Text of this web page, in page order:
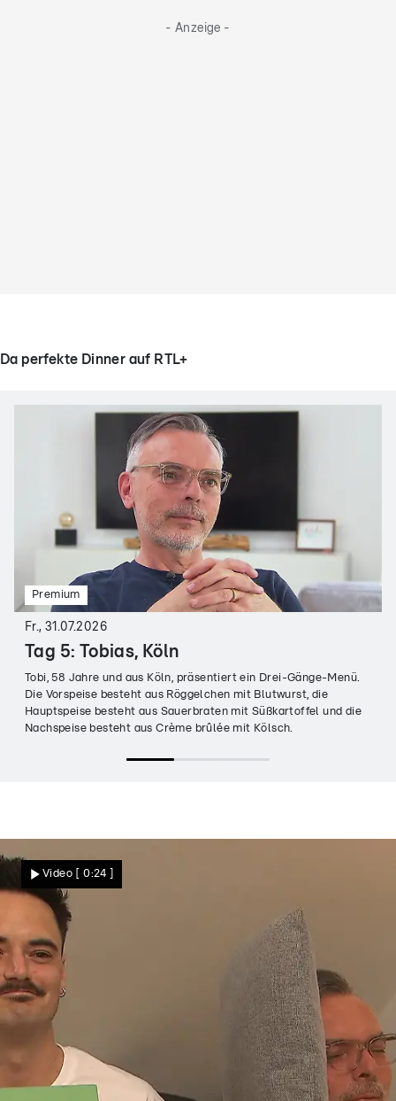
- Anzeige -
Da perfekte Dinner auf RTL+
Premium
Fr., 31.07.2026
Tag 5: Tobias, Köln
Tobi, 58 Jahre und aus Köln, präsentiert ein Drei-Gänge-Menü.
Die Vorspeise besteht aus Röggelchen mit Blutwurst, die
Hauptspeise besteht aus Sauerbraten mit Süßkartoffel und die
Nachspeise besteht aus Crème brûlée mit Kölsch.
Video [ 0:24 ]